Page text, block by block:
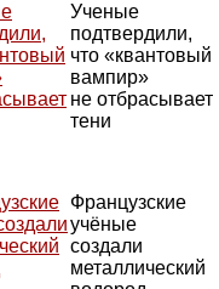
Ученые
подтвердили,
что «квантовый
вампир»
не отбрасывает
тени
Французские
учёные
создали
металлический